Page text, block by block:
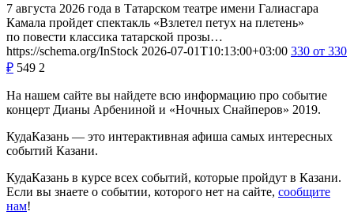
7 августа 2026 года в Татарском театре имени Галиасгара
Камала пройдет спектакль «Взлетел петух на плетень»
по повести классика татарской прозы…
https://schema.org/InStock 2026-07-01T10:13:00+03:00 330 от 330
₽ 549 2
На нашем сайте вы найдете всю информацию про событие
концерт Дианы Арбениной и «Ночных Снайперов» 2019.
КудаКазань — это интерактивная афиша самых интересных
событий Казани.
КудаКазань в курсе всех событий, которые пройдут в Казани.
Если вы знаете о событии, которого нет на сайте, сообщите
нам!